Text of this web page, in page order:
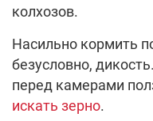
колхозов.
Насильно кормить
безусловно,
перед камерами
искать зерно.